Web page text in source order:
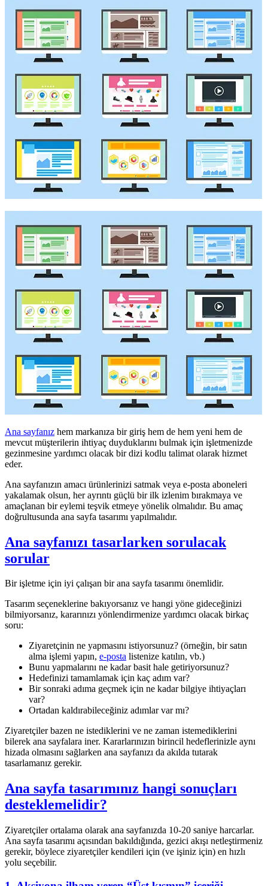
Ana sayfanız hem markanıza bir giriş hem de hem yeni hem de
mevcut müşterilerin ihtiyaç duyduklarını bulmak için işletmenizde
gezinmesine yardımcı olacak bir dizi kodlu talimat olarak hizmet
eder.
Ana sayfanızın amacı ürünlerinizi satmak veya e-posta aboneleri
yakalamak olsun, her ayrıntı güçlü bir ilk izlenim bırakmaya ve
amaçlanan bir eylemi teşvik etmeye yönelik olmalıdır. Bu amaç
doğrultusunda ana sayfa tasarımı yapılmalıdır.
Ana sayfanızı tasarlarken sorulacak
sorular
Bir işletme için iyi çalışan bir ana sayfa tasarımı önemlidir.
Tasarım seçeneklerine bakıyorsanız ve hangi yöne gideceğinizi
bilmiyorsanız, kararınızı yönlendirmenize yardımcı olacak birkaç
soru:
Ziyaretçinin ne yapmasını istiyorsunuz? (örneğin, bir satın
alma işlemi yapın, e-posta listenize katılın, vb.)
Bunu yapmalarını ne kadar basit hale getiriyorsunuz?
Hedefinizi tamamlamak için kaç adım var?
Bir sonraki adıma geçmek için ne kadar bilgiye ihtiyaçları
var?
Ortadan kaldırabileceğiniz adımlar var mı?
Ziyaretçiler bazen ne istediklerini ve ne zaman istemediklerini
bilerek ana sayfalara iner. Kararlarınızın birincil hedeflerinizle aynı
hizada olmasını sağlarken ana sayfanızı da akılda tutarak
tasarlamanız gerekir.
Ana sayfa tasarımınız hangi sonuçları
desteklemelidir?
Ziyaretçiler ortalama olarak ana sayfanızda 10-20 saniye harcarlar.
Ana sayfa tasarımı açısından bakıldığında, gezici akışı netleştirmeniz
gerekir, böylece ziyaretçiler kendileri için (ve işiniz için) en hızlı
yolu seçebilir.